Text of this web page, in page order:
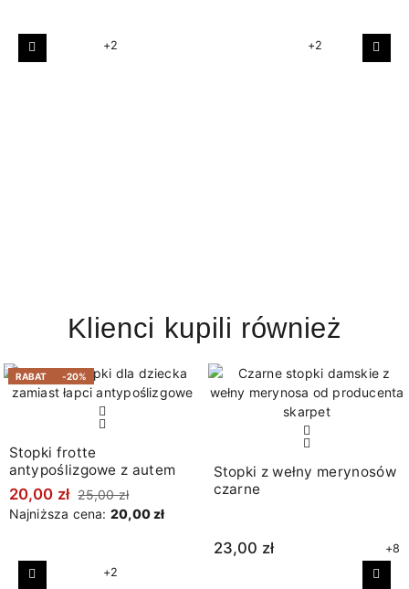
+2 +2
Poprzedni
Klienci kupili również
RABAT -20%
Stopki frotte
antypoślizgowe z autem
20,00 zł 25,00 zł
Najniższa cena: 20,00 zł
+2
Stopki z wełny merynosów
czarne
23,00 zł +8
Poprzedni